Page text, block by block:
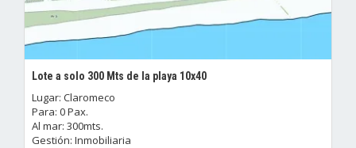
Lote a solo 300 Mts de la playa 10x40
Lugar: Claromeco
Para: 0 Pax.
Al mar: 300mts.
Gestión: Inmobiliaria